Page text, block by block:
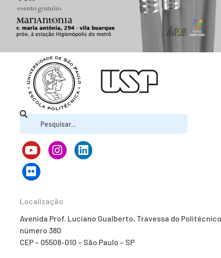
Localização
Avenida Prof. Luciano Gualberto, Travessa do
número 380
CEP – 05508-010 – São Paulo – SP